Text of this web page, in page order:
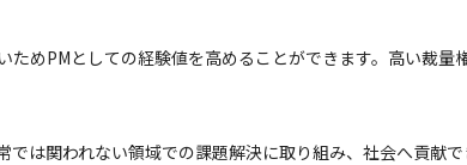
めPMとしての経験値を高めることができます。高い裁量
は関われない領域での課題解決に取り組み、社会へ貢献で